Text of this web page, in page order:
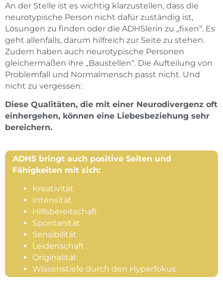
An der Stelle ist es wichtig klarzustellen, dass die
neurotypische Person nicht dafür zuständig ist,
Lösungen zu finden oder die ADHSlerin zu „fixen“. Es
geht allenfalls, darum hilfreich zur Seite zu stehen.
Zudem haben auch neurotypische Personen
gleichermaßen ihre „Baustellen“. Die Aufteilung von
Problemfall und Normalmensch passt nicht. Und
nicht zu vergessen:
Diese Qualitäten, die mit einer Neurodivergenz oft
einhergehen, können eine Liebesbeziehung sehr
bereichern.
ADHS bringt auch positive Seiten und
Fähigkeiten mit sich:
Kreativität
Intensität
Hilfsbereitschaft
Spontanität
Sensibilität
Leidenschaft
Originalität
Wissenstiefe durch den Hyperfokus